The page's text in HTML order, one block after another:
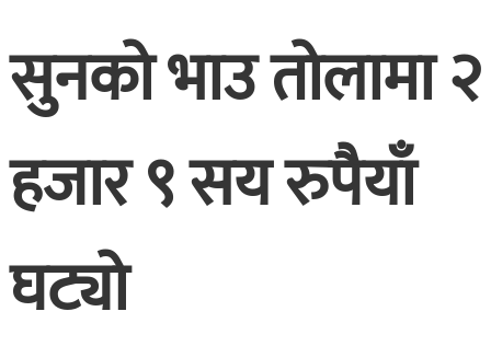
सुनको भाउ तोलामा २
हजार ९ सय रुपैयाँ
घट्यो